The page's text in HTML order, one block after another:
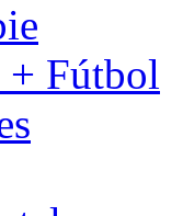
+ Fútbol